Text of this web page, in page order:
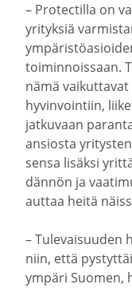
– Protec­tilla on
yrityksiä
toimin­noissaan.
nämä
hyvin­vointiin,
jatkuvaan
ansiosta
sensa lisäksi
dännön ja
auttaa heitä
– Tulevai­suuden
niin, että
ympäri Suomen,